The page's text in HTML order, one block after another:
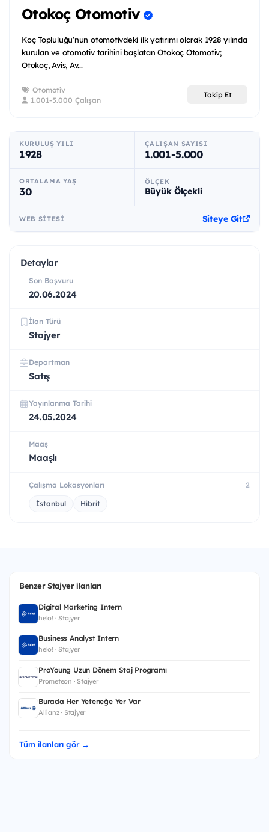
Otokoç Otomotiv
Koç Topluluğu’nun otomotivdeki ilk yatırımı olarak 1928 yılında
kurulan ve otomotiv tarihini başlatan Otokoç Otomotiv;
Otokoç, Avis, Av...
Otomotiv
1.001-5.000 Çalışan
Takip Et
KURULUŞ YILI
1928
ÇALIŞAN SAYISI
1.001-5.000
ORTALAMA YAŞ
30
ÖLÇEK
Büyük Ölçekli
WEB SITESI Siteye Git
Detaylar
Son Başvuru
20.06.2024
İlan Türü
Stajyer
Departman
Satış
Yayınlanma Tarihi
24.05.2024
Maaş
Maaşlı
Çalışma Lokasyonları 2
İstanbul Hibrit
Benzer Stajyer ilanları
Digital Marketing Intern
helo! · Stajyer
Business Analyst Intern
helo! · Stajyer
ProYoung Uzun Dönem Staj Programı
Prometeon · Stajyer
Burada Her Yeteneğe Yer Var
Allianz · Stajyer
Tüm ilanları gör →